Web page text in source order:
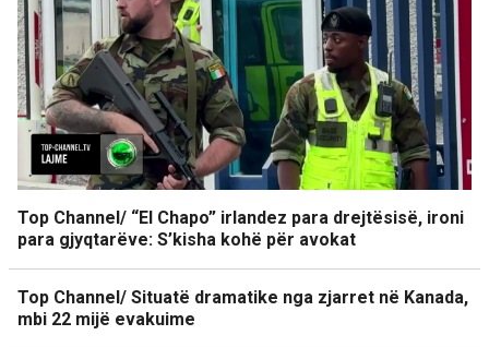
Top Channel/ “El Chapo” irlandez para drejtësisë, ironi
para gjyqtarëve: S’kisha kohë për avokat
Top Channel/ Situatë dramatike nga zjarret në Kanada,
mbi 22 mijë evakuime